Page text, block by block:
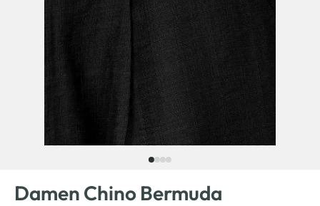
Damen Chino Bermuda